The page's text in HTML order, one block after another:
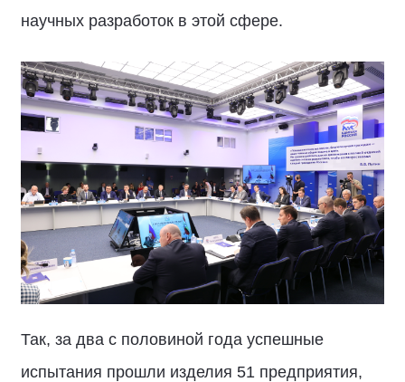
научных разработок в этой сфере.
Так, за два с половиной года успешные
испытания прошли изделия 51 предприятия,